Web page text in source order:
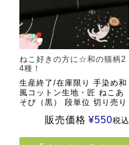
ねこ好きの方に☆和の猫柄2
4種！
生産終了/在庫限り 手染め和
風コットン生地・匠 ねこあ
そび（黒） 段単位 切り売り
販売価格 ¥550税込